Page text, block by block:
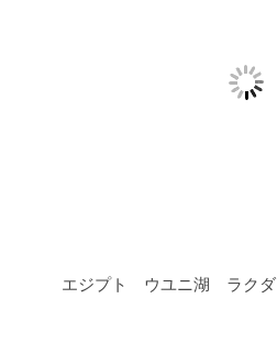
エジプト ウユニ湖 ラクダ